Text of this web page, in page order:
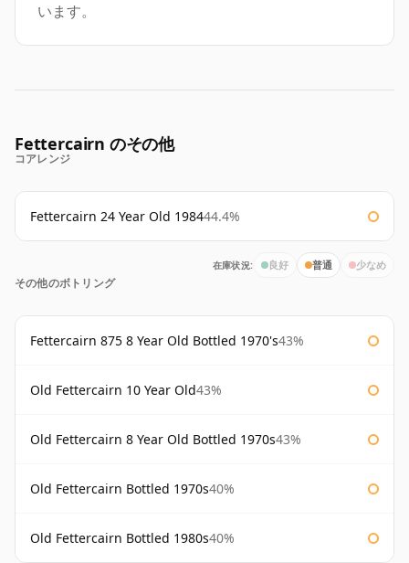
います。
Fettercairn のその他
コアレンジ
Fettercairn 24 Year Old 198444.4%
在庫状況: 良好 普通 少なめ
その他のボトリング
Fettercairn 875 8 Year Old Bottled 1970's43%
Old Fettercairn 10 Year Old43%
Old Fettercairn 8 Year Old Bottled 1970s43%
Old Fettercairn Bottled 1970s40%
Old Fettercairn Bottled 1980s40%